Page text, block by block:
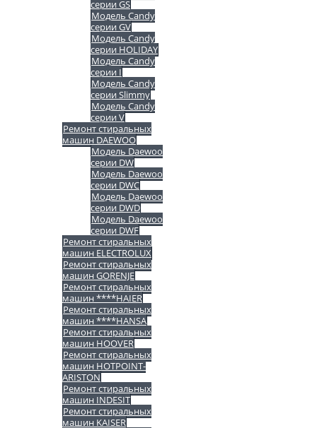
серии GS
Модель Candy
серии GV
Модель Candy
серии HOLIDAY
Модель Candy
серии I
Модель Candy
серии Slimmy
Модель Candy
серии V
Ремонт стиральных
машин DAEWOO
Модель Daewoo
серии DW
Модель Daewoo
серии DWC
Модель Daewoo
серии DWD
Модель Daewoo
серии DWF
Ремонт стиральных
машин ELECTROLUX
Ремонт стиральных
машин GORENJE
Ремонт стиральных
машин ****HAIER
Ремонт стиральных
машин ****HANSA
Ремонт стиральных
машин HOOVER
Ремонт стиральных
машин HOTPOINT-
ARISTON
Ремонт стиральных
машин INDESIT
Ремонт стиральных
машин KAISER